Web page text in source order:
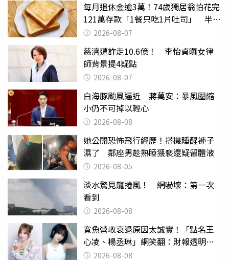
每月退休金逾3萬！74歲獨居翁怕花完
121萬存款「1餐只吃1片吐司」 半年
後暴瘦嚇壞女兒
2026-08-07
慈濟遭詐走10.6億！ 李怡貞曝女律
師背景提4疑點
2026-08-07
白海豚颱風逼近 蔣萬安：暴風圈縮
小仍不可掉以輕心
2026-08-08
她公開恐怖飛行經歷！搭機睡醒褲子
濕了 鄰座男趁熟睡猥褻還疑留體液
2026-08-05
淡水驚見龍捲風！ 網嚇壞：第一次
看到
2026-08-08
寬魚營收衰退原因太誠實！「點名王
心凌、楊丞琳」網笑翻：財報透明度
滿分2026-08-08